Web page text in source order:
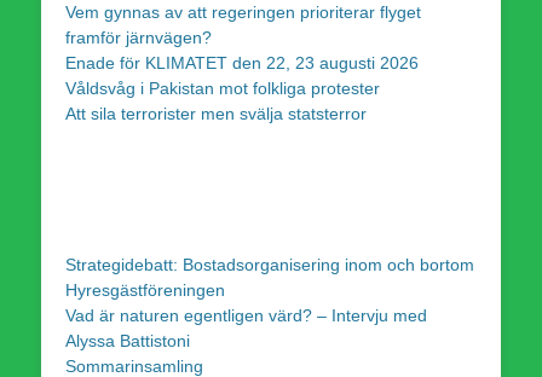
Vem gynnas av att regeringen prioriterar flyget
framför järnvägen?
Enade för KLIMATET den 22, 23 augusti 2026
Våldsvåg i Pakistan mot folkliga protester
Att sila terrorister men svälja statsterror
Strategidebatt: Bostadsorganisering inom och bortom
Hyresgästföreningen
Vad är naturen egentligen värd? – Intervju med
Alyssa Battistoni
Sommarinsamling